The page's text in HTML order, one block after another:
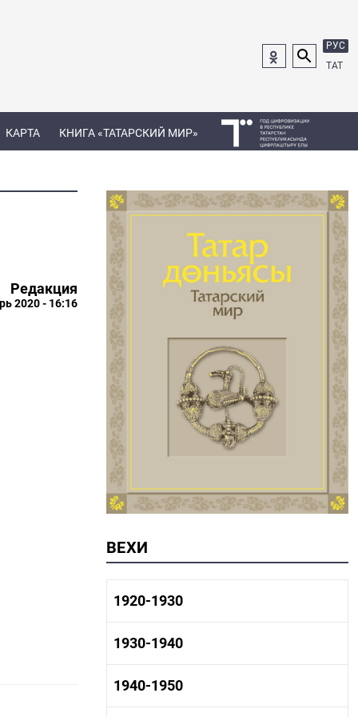
РУС
ТАТ
КАРТА КНИГА «ТАТАРСКИЙ МИР»
Редакция
2020 - 16:16
ВЕХИ
1920-1930
1920-1930 история
1920-1930 культура
1930-1940
1930-1940 история
1930-1940 культура
1940-1950